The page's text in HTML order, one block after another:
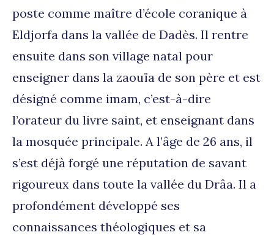
poste comme maître d’école coranique à
Eldjorfa dans la vallée de Dadès. Il rentre
ensuite dans son village natal pour
enseigner dans la zaouïa de son père et est
désigné comme imam, c’est-à-dire
l’orateur du livre saint, et enseignant dans
la mosquée principale. A l’âge de 26 ans, il
s’est déjà forgé une réputation de savant
rigoureux dans toute la vallée du Drâa. Il a
profondément développé ses
connaissances théologiques et sa